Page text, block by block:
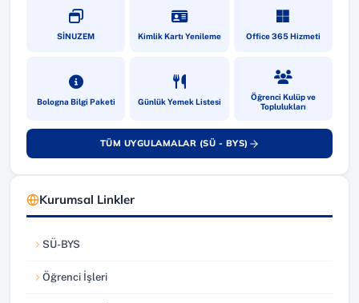
SİNUZEM(yeni sekmede açılır)Kimlik Kartı Yenileme(yeni sekmede açılır)Office 365 Hizmeti
(yeni sekmede
Bologna Bilgi Paketi(yeni sekmede açılır)Günlük Yemek Listesi(yeni sekmede açılır)Öğrenci Kulüp ve
Toplulukları
(yeni sekmede
TÜM UYGULAMALAR (SÜ - BYS)
(yeni sekmede açılır)
Kurumsal Linkler
SÜ-BYS
(yeni sekmede açılır)
Öğrenci İşleri
(yeni sekmede açılır)